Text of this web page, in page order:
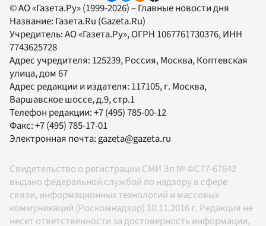
© АО «Газета.Ру» (1999-2026) – Главные новости дня
Название: Газета.Ru (Gazeta.Ru)
Учредитель:АО «Газета.Ру», ОГРН 1067761730376, ИНН
7743625728
Адрес учредителя: 125239, Россия, Москва, Коптевская
улица, дом 67
Адрес редакции и издателя: 117105, г. Москва,
Варшавское шоссе, д.9, стр.1
Телефон редакции:+7 (495) 785-00-12
Факс:+7 (495) 785-17-01
Электронная почта: gazeta@gazeta.ru
Свидетельство о регистрации СМИ Эл № ФС77-67642
выдано федеральной службой по надзору в сфере
связи, информационных технологий и массовых
коммуникаций (Роскомнадзор) 10.11.2016 г. Редакция не
несет ответственности за достоверность информации,